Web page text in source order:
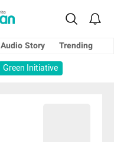
Audio Story
Trending
Green Initiative